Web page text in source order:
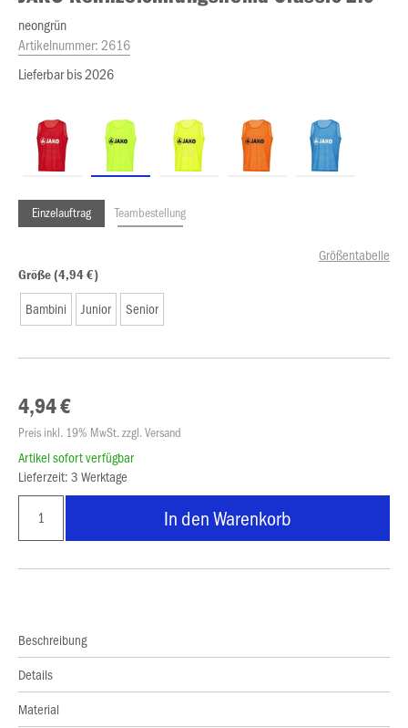
neongrün
Artikelnummer:2616
Lieferbar bis 2026
Einzelauftrag Teambestellung
Größentabelle
Größe (4,94 €)
Bambini Junior Senior
4,94 €
Preis inkl. 19% MwSt. zzgl. Versand
Artikel sofort verfügbar
Lieferzeit: 3 Werktage
In den Warenkorb
Beschreibung
Details
Material